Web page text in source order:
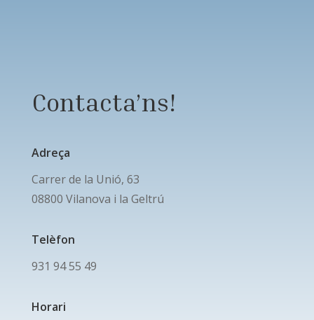
Contacta’ns!
Adreça
Carrer de la Unió, 63
08800 Vilanova i la Geltrú
Telèfon
‎931 94 55 49
Horari